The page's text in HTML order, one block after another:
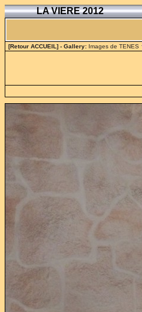
LA VIERE 2012
[Retour ACCUEIL] - Gallery: Images de TENES